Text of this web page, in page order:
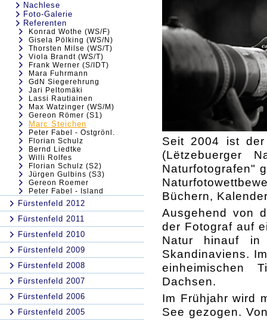
Nachlese
Foto-Galerie
Referenten
Konrad Wothe (WS/F)
Gisela Pölking (WS/N)
Thorsten Milse (WS/T)
Viola Brandt (WS/T)
Frank Werner (S/IDT)
Mara Fuhrmann
GdN Siegerehrung
Jari Peltomäki
Lassi Rautiainen
Max Watzinger (WS/M)
Gereon Römer (S1)
Marc Steichen
Peter Fabel - Ostgrönl.
Florian Schulz
Bernd Liedtke
Willi Rolfes
Florian Schulz (S2)
Jürgen Gulbins (S3)
Gereon Roemer
Peter Fabel - Island
Fürstenfeld 2012
Fürstenfeld 2011
Fürstenfeld 2010
Fürstenfeld 2009
Fürstenfeld 2008
Fürstenfeld 2007
Fürstenfeld 2006
Fürstenfeld 2005
Seit 2004 ist
(Lëtzebuerger
Naturfotografen"
Büchern,
Ausgehend von
der Fotograf auf
Natur hinauf in
Skandinaviens.
einheimischen
Dachsen.
Im Frühjahr wird
See gezogen.